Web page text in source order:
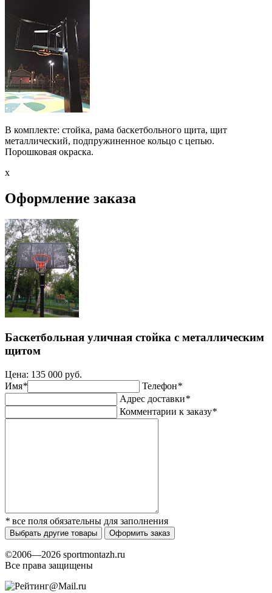
В комплекте: стойка, рама баскетбольного щита, щит
металлический, подпружиненное кольцо с цепью.
Порошковая окраска.
x
Оформление заказа
Баскетбольная уличная стойка с металлическим
щитом
Цена: 135 000 руб.
Имя* Телефон*
Адрес доставки*
Комментарии к заказу*
* все поля обязательны для заполнения
Выбрать другие товары Оформить заказ
©2006—2026 sportmontazh.ru
Все права защищены